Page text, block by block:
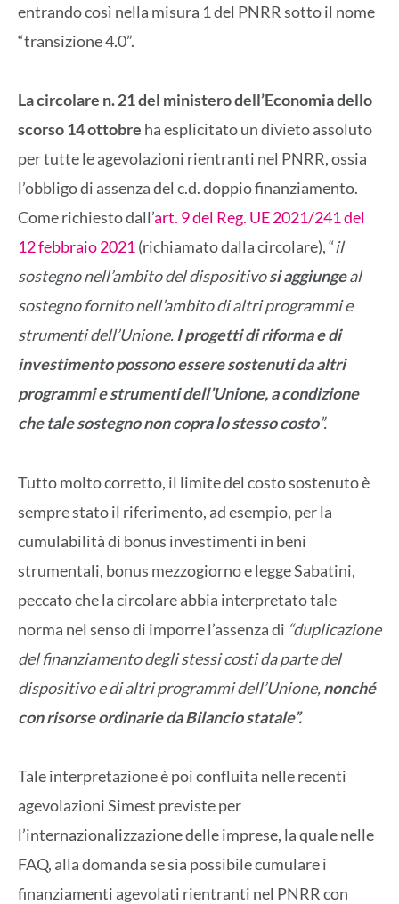
entrando così nella misura 1 del PNRR sotto il nome
“transizione 4.0”.
La circolare n. 21 del ministero dell’Economia dello
scorso 14 ottobre ha esplicitato un divieto assoluto
per tutte le agevolazioni rientranti nel PNRR, ossia
l’obbligo di assenza del c.d. doppio finanziamento.
Come richiesto dall’art. 9 del Reg. UE 2021/241 del
12 febbraio 2021(richiamato dalla circolare), “il
sostegno nell’ambito del dispositivosi aggiungeal
sostegno fornito nell’ambito di altri programmi e
strumenti dell’Unione. I progetti di riforma e di
investimento possono essere sostenuti da altri
programmi e strumenti dell’Unione, a condizione
che tale sostegno non copra lo stesso costo”.
Tutto molto corretto, il limite del costo sostenuto è
sempre stato il riferimento, ad esempio, per la
cumulabilità di bonus investimenti in beni
strumentali, bonus mezzogiorno e legge Sabatini,
peccato che la circolare abbia interpretato tale
norma nel senso di imporre l’assenza di “duplicazione
del finanziamento degli stessi costi da parte del
dispositivo e di altri programmi dell’Unione,nonché
con risorse ordinarie da Bilancio statale”.
Tale interpretazione è poi confluita nelle recenti
agevolazioni Simest previste per
l’internazionalizzazione delle imprese, la quale nelle
FAQ, alla domanda se sia possibile cumulare i
finanziamenti agevolati rientranti nel PNRR con